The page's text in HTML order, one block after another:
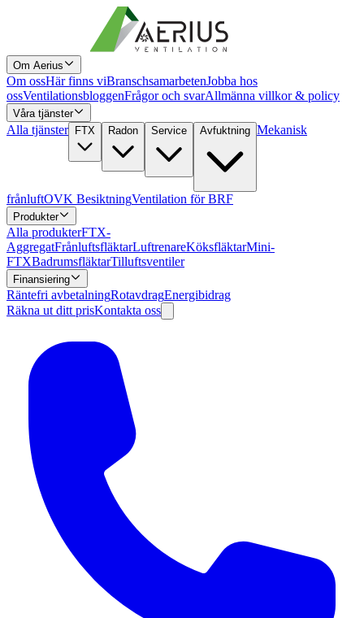
Om Aerius
Om ossHär finns viBranschsamarbetenJobba hos
ossVentilationsbloggenFrågor och svarAllmänna villkor & policy
Våra tjänster
Alla tjänster FTX Radon Service Avfuktning Mekanisk
frånluftOVK BesiktningVentilation för BRF
Produkter
Alla produkterFTX-
AggregatFrånluftsfläktarLuftrenareKöksfläktarMini-
FTXBadrumsfläktarTilluftsventiler
Finansiering
Räntefri avbetalningRotavdragEnergibidrag
Räkna ut ditt prisKontakta oss